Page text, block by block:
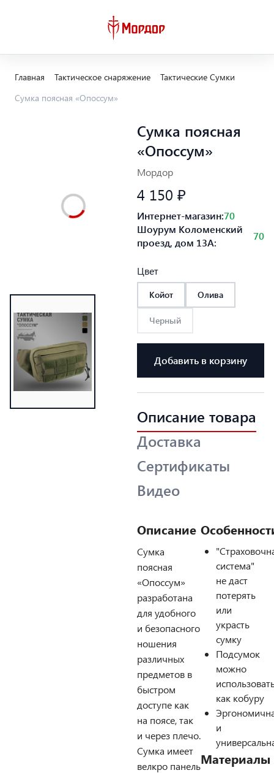
Главная Тактическое снаряжение
Тактические Сумки
Сумка поясная «Опоссум»
Сумка поясная
«Опоссум»
Мордор
4 150 ₽
Интернет-магазин:70
Шоурум Коломенский
проезд, дом 13А:
70
Цвет
Койот Олива
Черный
Добавить в корзину
Описание товара
Доставка
Сертификаты
Видео
Описание
Сумка
поясная
«Опоссум»
разработана
для удобного
и безопасного
ношения
различных
предметов в
быстром
доступе как
на поясе, так
и через плечо.
Сумка имеет
велкро панель
система"
не даст
потерять
или
украсть
сумку
Подсумок
можно
как кобуру
и
Материалы